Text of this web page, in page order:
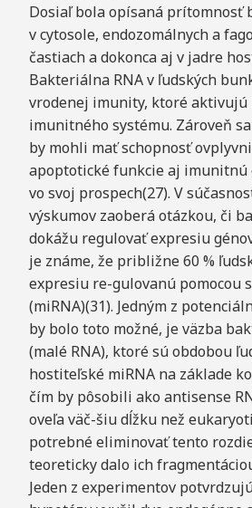
Dosiaľ bola opísaná prítomnosť
v cytosole, endozomálnych a
častiach a dokonca aj v jadre
Bakteriálna RNA v ľudských
vrodenej imunity, ktoré aktivujú
imunitného systému. Zároveň
by mohli mať schopnosť
apoptotické funkcie aj imunitnú
vo svoj prospech(27). V
výskumov zaoberá otázkou, či
dokážu regulovať expresiu
je známe, že približne 60 %
expresiu re-gulovanú pomocou
(miRNA)(31). Jedným z
by bolo toto možné, je väzba
(malé RNA), ktoré sú obdobou
hostiteľské miRNA na základe
čím by pôsobili ako antisense
oveľa väč-šiu dĺžku než
potrebné eliminovať tento
teoreticky dalo ich
Jeden z experimentov